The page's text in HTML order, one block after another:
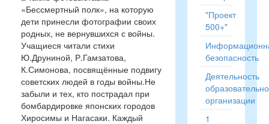
«Бессмертный полк», на которую
дети принесли фотографии своих
родных, не вернувшихся с войны.
Учащиеся читали стихи
Ю.Друниной, Р.Гамзатова,
К.Симонова, посвящённые подвигу
советских людей в годы войны.Не
забыли и тех, кто пострадал при
бомбардировке японских городов
Хиросимы и Нагасаки. Каждый
"Проект
500+"
безопасность
Деятельность
организации
1